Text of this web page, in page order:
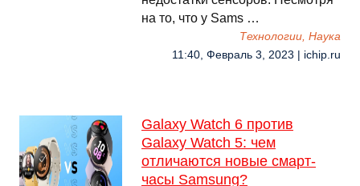
на то, что у Sams …
Технологии, Наука
11:40, Февраль 3, 2023 | ichip.ru
Galaxy Watch 6 против
Galaxy Watch 5: чем
отличаются новые смарт-
часы Samsung?